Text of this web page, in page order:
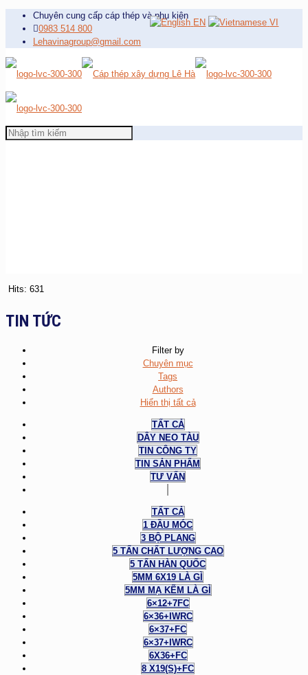
Chuyên cung cấp cáp thép và phụ kiện
0983 514 800
Lehavinagroup@gmail.com
Hits: 631
TIN TỨC
Filter by
Chuyên mục
Tags
Authors
Hiển thị tất cả
TẤT CẢ
DÂY NEO TÀU
TIN CÔNG TY
TIN SẢN PHẨM
TƯ VẤN
TẤT CẢ
1 ĐẦU MÓC
3 BỘ PLANG
5 TẤN CHẤT LƯỢNG CAO
5 TẤN HÀN QUỐC
5MM 6X19 LÀ GÌ
5MM MẠ KẼM LÀ GÌ
6×12+7FC
6×36+IWRC
6×37+FC
6×37+IWRC
6X36+FC
8 X19(S)+FC
EN VI